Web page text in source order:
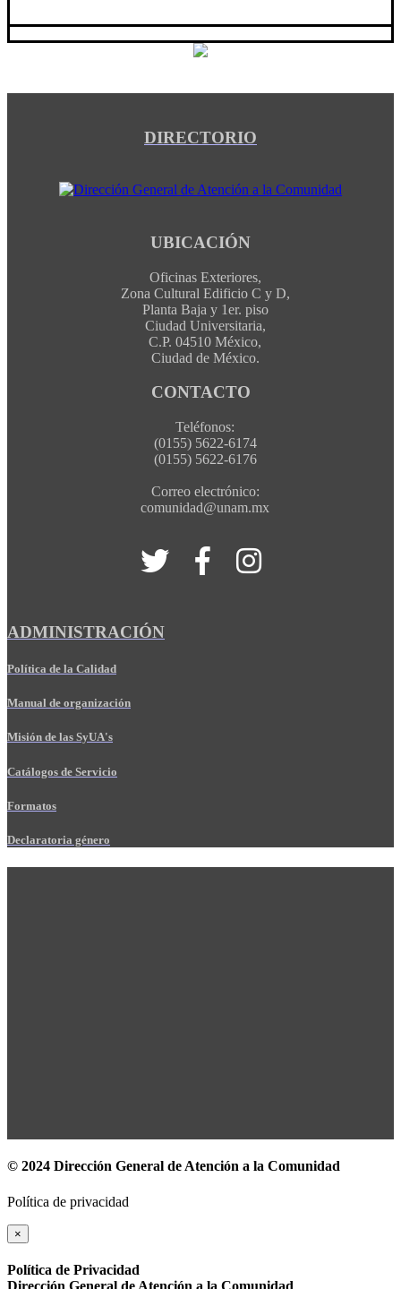
DIRECTORIO
UBICACIÓN
Oficinas Exteriores,
Zona Cultural Edificio C y D,
Planta Baja y 1er. piso
Ciudad Universitaria,
C.P. 04510 México,
Ciudad de México.
CONTACTO
Teléfonos:
(0155) 5622-6174
(0155) 5622-6176
Correo electrónico:
comunidad@unam.mx
ADMINISTRACIÓN
Política de la Calidad
Manual de organización
Misión de las SyUA's
Catálogos de Servicio
Formatos
Declaratoria género
© 2024 Dirección General de Atención a la Comunidad
Política de privacidad
×
Política de Privacidad
Dirección General de Atención a la Comunidad